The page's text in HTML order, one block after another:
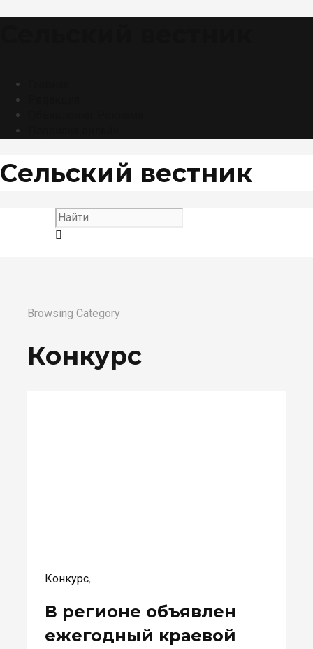
Сельский вестник
Browsing Category
Конкурс
Конкурс,
В регионе объявлен
ежегодный краевой